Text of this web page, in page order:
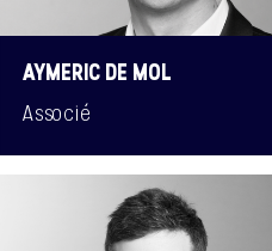
AYMERIC DE MOL
Associé